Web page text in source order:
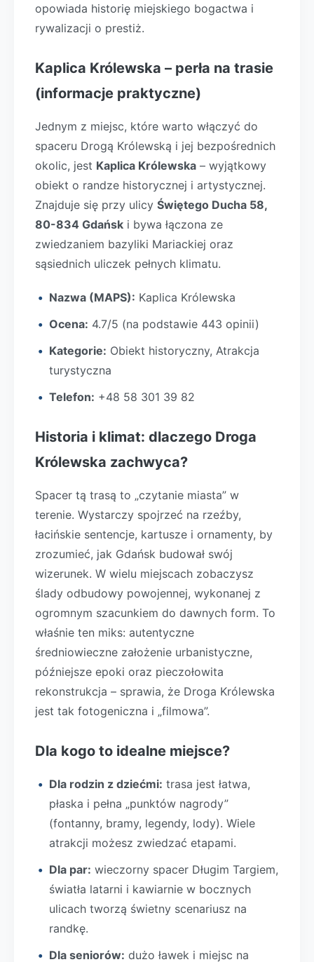
opowiada historię miejskiego bogactwa i
rywalizacji o prestiż.
Kaplica Królewska – perła na trasie
(informacje praktyczne)
Jednym z miejsc, które warto włączyć do
spaceru Drogą Królewską i jej bezpośrednich
okolic, jest Kaplica Królewska – wyjątkowy
obiekt o randze historycznej i artystycznej.
Znajduje się przy ulicy Świętego Ducha 58,
80-834 Gdańsk i bywa łączona ze
zwiedzaniem bazyliki Mariackiej oraz
sąsiednich uliczek pełnych klimatu.
Nazwa (MAPS): Kaplica Królewska
Ocena: 4.7/5 (na podstawie 443 opinii)
Kategorie: Obiekt historyczny, Atrakcja
turystyczna
Telefon: +48 58 301 39 82
Historia i klimat: dlaczego Droga
Królewska zachwyca?
Spacer tą trasą to „czytanie miasta” w
terenie. Wystarczy spojrzeć na rzeźby,
łacińskie sentencje, kartusze i ornamenty, by
zrozumieć, jak Gdańsk budował swój
wizerunek. W wielu miejscach zobaczysz
ślady odbudowy powojennej, wykonanej z
ogromnym szacunkiem do dawnych form. To
właśnie ten miks: autentyczne
średniowieczne założenie urbanistyczne,
późniejsze epoki oraz pieczołowita
rekonstrukcja – sprawia, że Droga Królewska
jest tak fotogeniczna i „filmowa”.
Dla kogo to idealne miejsce?
Dla rodzin z dziećmi: trasa jest łatwa,
płaska i pełna „punktów nagrody”
(fontanny, bramy, legendy, lody). Wiele
atrakcji możesz zwiedzać etapami.
Dla par: wieczorny spacer Długim Targiem,
światła latarni i kawiarnie w bocznych
ulicach tworzą świetny scenariusz na
randkę.
Dla seniorów: dużo ławek i miejsc na